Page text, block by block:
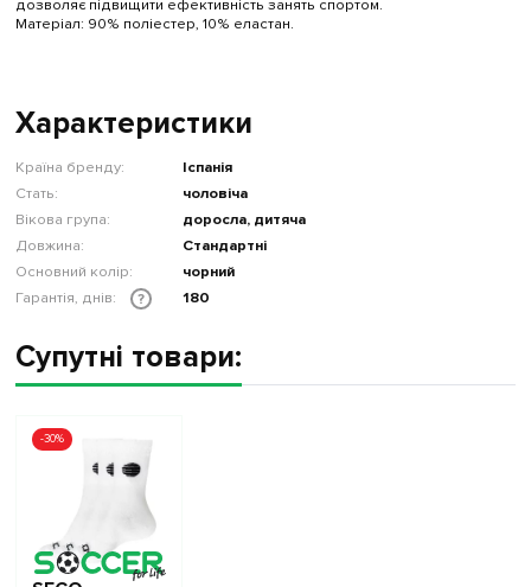
дозволяє підвищити ефективність занять спортом.
Матеріал: 90% поліестер, 10% еластан.
Характеристики
Країна бренду:
Іспанія
Стать:
чоловіча
Вікова група:
доросла, дитяча
Довжина:
Стандартні
Основний колір:
чорний
Гарантія, днів:
? 180
Супутні товари:
-30%